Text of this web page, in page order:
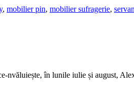
, mobilier pin, mobilier sufragerie,
nvăluiește, în lunile iulie și august,